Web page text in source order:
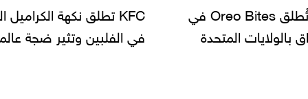
KFC تطلق نكهة الكراميل المملح
وتثير ضجة عالمية
دعوات للتحقيق في أسباب
سحب بعض ألبان